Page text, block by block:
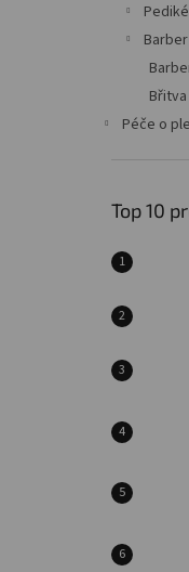
Péče o
Top 10